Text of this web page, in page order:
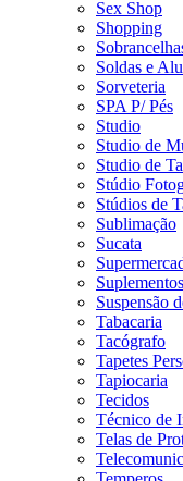
Sex Shop
Shopping
Soldas e
Sorveteria
SPA P/ Pés
Studio
Studio de
Studio de
Stúdio
Stúdios de
Sublimação
Sucata
Suspensão
Tabacaria
Tacógrafo
Tapetes
Tapiocaria
Tecidos
Técnico de
Telas de